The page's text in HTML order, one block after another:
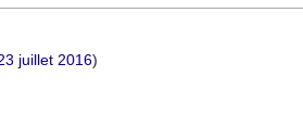
juillet 2016)